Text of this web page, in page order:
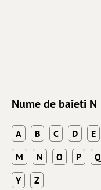
Nume de baieti N
A B C D E
M
N O P Q
Y
Z